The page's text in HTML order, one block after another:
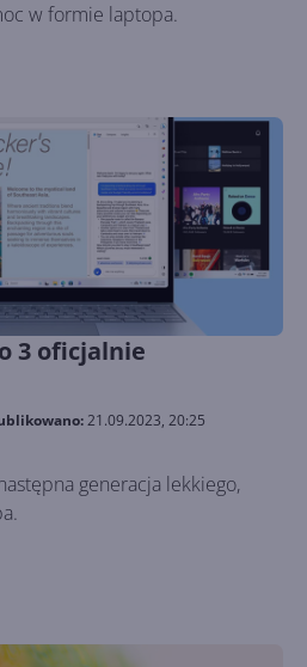
w formie laptopa.
3 oficjalnie
21.09.2023, 20:25
generacja lekkiego,